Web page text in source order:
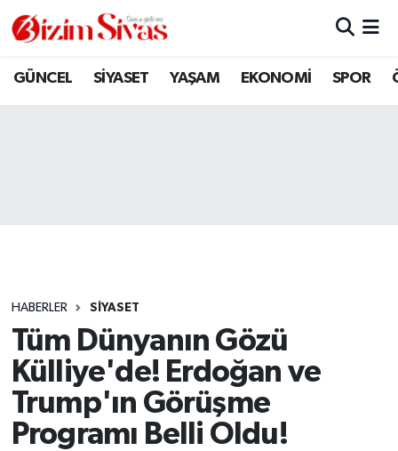
GÜNCEL SİYASET YAŞAM EKONOMİ SPOR
HABERLER SİYASET
Tüm Dünyanın Gözü
Külliye'de! Erdoğan ve
Trump'ın Görüşme
Programı Belli Oldu!
ARAMIZDAN AYRILANLAR
GÜNCEL
KÜLTÜR
MAGAZİN
Sivas Nöbetçi Eczaneler
Son Dakika Haberleri
Haber Arşivi